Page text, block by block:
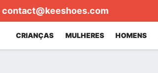
contact@keeshoes.com
CRIANÇAS MULHERES HOMENS